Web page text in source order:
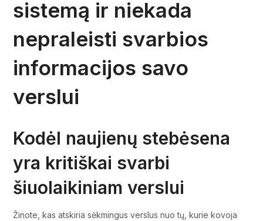
sistemą ir niekada
nepraleisti svarbios
informacijos savo
verslui
Kodėl naujienų stebėsena
yra kritiškai svarbi
šiuolaikiniam verslui
Žinote, kas atskiria sėkmingus verslus nuo tų, kurie kovoja